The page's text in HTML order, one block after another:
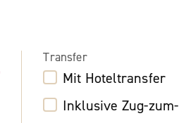
Transfer
Mit Hoteltransfer
Inklusive Zug-